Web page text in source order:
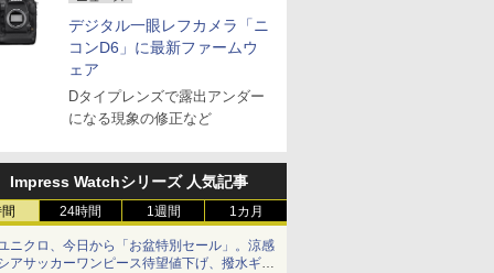
デジタル一眼レフカメラ「ニ
コンD6」に最新ファームウ
ェア
Dタイプレンズで露出アンダー
になる現象の修正など
Impress Watchシリーズ 人気記事
24時間 1週間 1カ月
ニクロ、今日から「お盆特別セール」。涼感
アサッカーワンピース待望値下げ、撥水ギア